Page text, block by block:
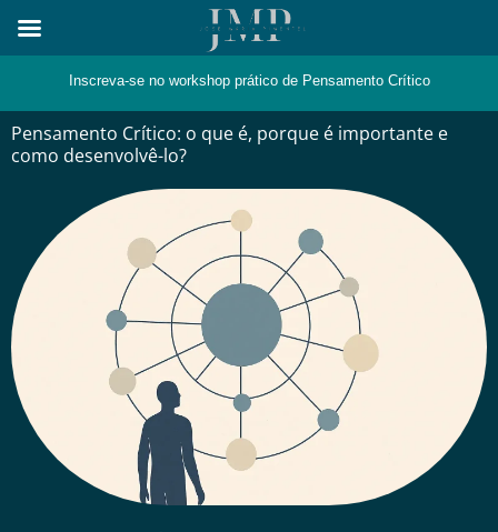
Inscreva-se no workshop prático de Pensamento Crítico
Pensamento Crítico: o que é, porque é importante e
como desenvolvê-lo?